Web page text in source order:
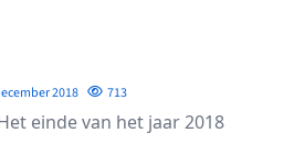
2018 713
Het einde van het jaar 2018